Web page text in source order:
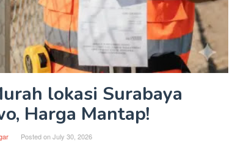
lokasi Surabaya
Harga Mantap!
Posted onJuly 30, 2026